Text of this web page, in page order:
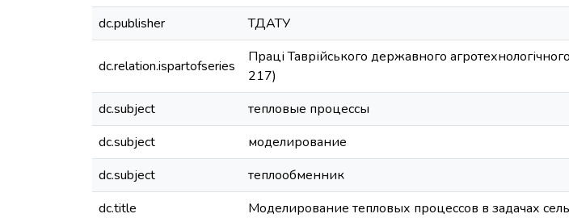
dc.publisher
ТДАТУ
dc.relation.ispartofseries
Праці Таврійського державного
217)
dc.subject
тепловые процессы
dc.subject
моделирование
dc.subject
теплообменник
dc.title
Моделирование тепловых процессов в задачах